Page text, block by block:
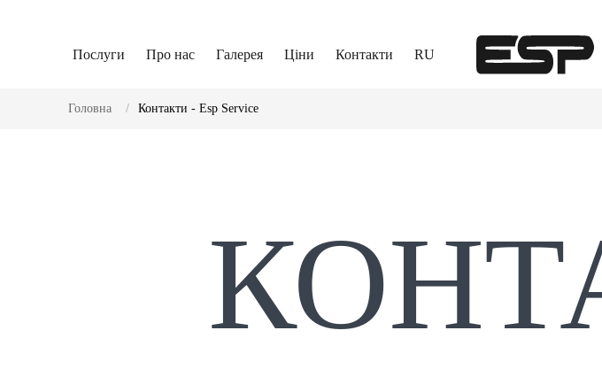
Послуги Про нас Галерея Ціни Контакти RU
Головна Контакти - Esp Service